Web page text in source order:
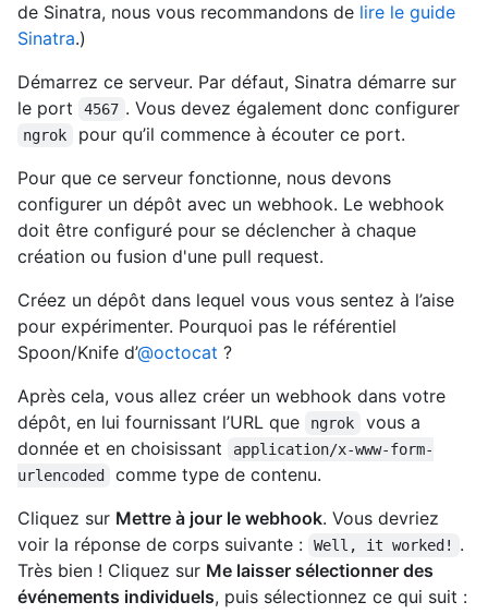
de Sinatra, nous vous recommandons de lire le guide
Sinatra.)
Démarrez ce serveur. Par défaut, Sinatra démarre sur
le port
4567 . Vous devez également donc configurer
ngrok
pour qu’il commence à écouter ce port.
Pour que ce serveur fonctionne, nous devons
configurer un dépôt avec un webhook. Le webhook
doit être configuré pour se déclencher à chaque
création ou fusion d'une pull request.
Créez un dépôt dans lequel vous vous sentez à l’aise
pour expérimenter. Pourquoi pas le référentiel
Spoon/Knife d’@octocat ?
Après cela, vous allez créer un webhook dans votre
dépôt, en lui fournissant l’URL que
ngrok
vous a
donnée et en choisissant
application/x-www-form-
urlencoded
comme type de contenu.
Cliquez sur Mettre à jour le webhook. Vous devriez
voir la réponse de corps suivante :
Well, it worked!
.
Très bien ! Cliquez sur Me laisser sélectionner des
événements individuels, puis sélectionnez ce qui suit :